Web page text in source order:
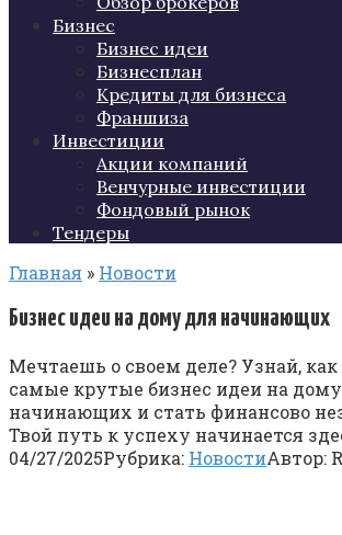
Бизнес
Бизнес идеи
Бизнесплан
Кредиты для бизнеса
Франшиза
Инвестиции
Акции компаний
Венчурные инвестиции
Фондовый рынок
Тендеры
Главная » Новости
Бизнес идеи на дому для начинающих
Мечтаешь о своем деле? Узнай, как
самые крутые бизнес идеи на
начинающих и стать финансово
Твой путь к успеху начинается
04/27/2025Рубрика: НовостиАвтор: